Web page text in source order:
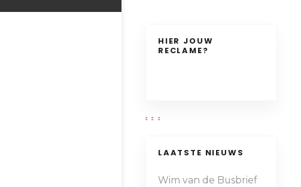
HIER JOUW
RECLAME?
LAATSTE NIEUWS
Wim van de Busbrief